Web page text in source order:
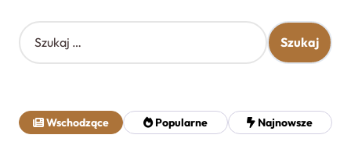
S
z
j
:
Wschodzące Popularne Najnowsze